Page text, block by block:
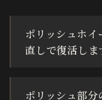
ポリッシュホ
直しで復活しま
ポリッシュ部